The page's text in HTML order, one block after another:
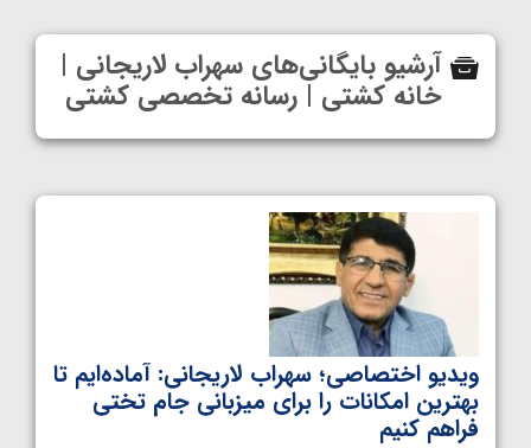
آرشیو بایگانی‌های سهراب لاریجانی |
خانه کشتی | رسانه تخصصی کشتی
ویدیو اختصاصی؛ سهراب لاریجانی: آماده‌ایم تا
بهترین امکانات را برای میزبانی جام تختی
فراهم کنیم